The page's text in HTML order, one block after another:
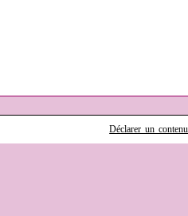
Déclarer un